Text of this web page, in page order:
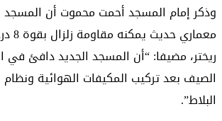
وذكر إمام المسجد أحمت محموت أن المسجد
ريختر، مضيفا: “أن المسجد الجديد دافئ في
الصيف بعد تركيب المكيفات الهوائية ونظام
البلاط”.